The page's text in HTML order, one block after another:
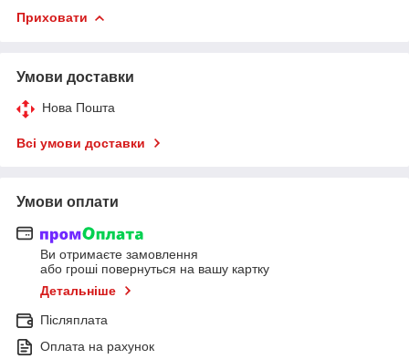
Приховати
Умови доставки
Нова Пошта
Всі умови доставки
Умови оплати
Ви отримаєте замовлення
або гроші повернуться на вашу картку
Детальніше
Післяплата
Оплата на рахунок